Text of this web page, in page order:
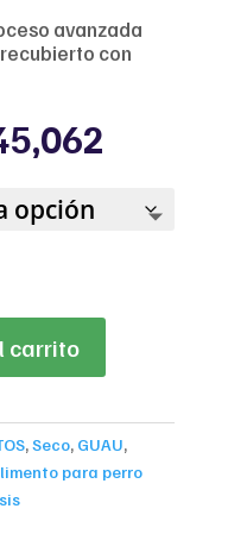
avanzada
con
carrito
,Seco, GUAU,
para perro